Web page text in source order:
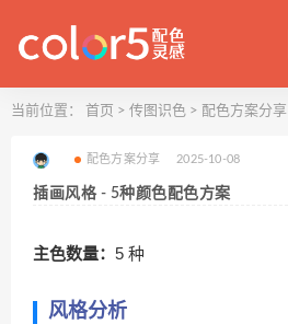
当前位置： 首页 > 传图识色 > 配色方案分享
配色方案分享 2025-10-08
插画风格 - 5种颜色配色方案
主色数量： 5 种
风格分析